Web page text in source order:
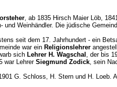
, ab 1835 Hirsch Maier Löb,
und Weinhändler. Die jüdische
seit dem 17. Jahrhundert - ein
war ein Religionslehrer
sich Lehrer H. Wagschal , der bis
war LehrerSiegmund Zodick, sein
G. Schloss, H. Stern und H. Loeb.